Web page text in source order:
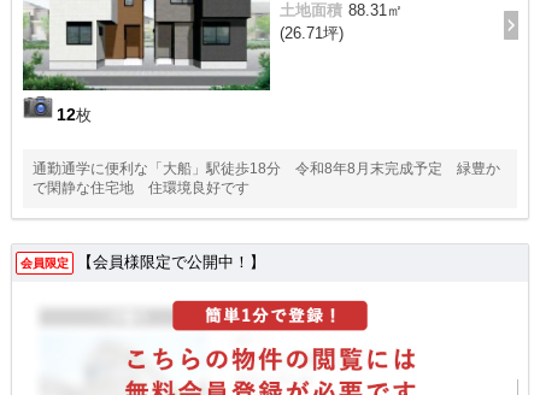
12枚
土地面積 88.31㎡
(26.71坪)
通勤通学に便利な「大船」駅徒歩18分 令和8年8月末完成予定 緑豊か
で閑静な住宅地 住環境良好です
会員限定 【会員様限定で公開中！】